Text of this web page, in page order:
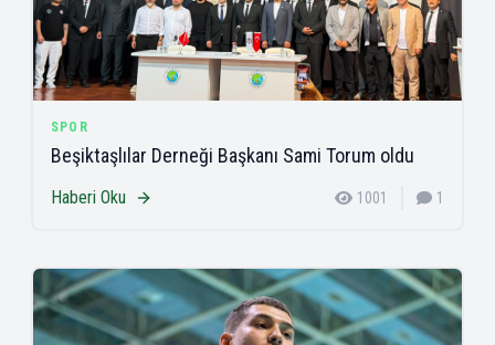
SPOR
Beşiktaşlılar Derneği Başkanı Sami Torum oldu
Haberi Oku 1001 1